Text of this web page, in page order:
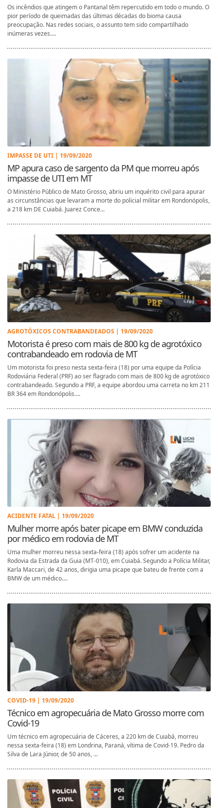
Os incêndios que atingem o Pantanal têm repercutido em todo o mundo. O
pior período de queimadas das últimas décadas do bioma causa
preocupação. Nas redes sociais, o assunto tem sido compartilhado
inúmeras vezes....
IMPASSE DE UTI | 19/09/2020
MP apura caso de sargento da PM que morreu após
impasse de UTI em MT
O Ministério Público de Mato Grosso, abriu um inquérito civil para apurar
as circunstâncias que levaram a morte do policial militar em Rondonópolis,
a 218 km DE Cuiabá. Juarez Conce...
AGROTÓXICOS CONTRABANDEADOS | 19/09/2020
Motorista é preso com mais de 800 kg de agrotóxico
contrabandeado em rodovia de MT
Um motorista foi preso nesta sexta-feira (18) por uma equipe da Polícia
Rodoviária Federal (PRF) ao ser flagrado com mais de 800 kg de agrotóxico
contrabandeado. Segundo a PRF, a equipe abordou uma carreta no km 211
BR 364 em Rondonópolis....
ACIDENTE FATAL | 19/09/2020
Mulher morre após bater picape em BMW conduzida
por médico em rodovia de MT
Uma mulher morreu nessa sexta-feira (18) após sofrer um acidente na
Rodovia da Estrada da Guia (MT-010), em Cuiabá. Segundo a Polícia Militar,
Karla Maccari, de 42 anos, dirigia uma picape que bateu de frente com a
BMW de um médico....
COVID-19 | 19/09/2020
Técnico em agropecuária de Mato Grosso morre com
Covid-19
Um técnico em agropecuária de Cáceres, a 220 km de Cuiabá, morreu
nessa sexta-feira (18) em Londrina, Paraná, vítima de Covid-19. Pedro da
Silva de Lara Júnior, de 50 anos, ...